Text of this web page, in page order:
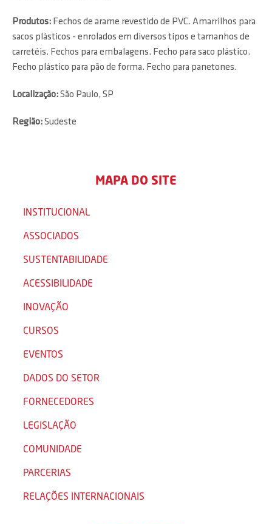
Produtos: Fechos de arame revestido de PVC. Amarrilhos para
sacos plásticos - enrolados em diversos tipos e tamanhos de
carretéis. Fechos para embalagens. Fecho para saco plástico.
Fecho plástico para pão de forma. Fecho para panetones.
Localização:São Paulo, SP
Região:Sudeste
MAPA DO SITE
INSTITUCIONAL
ASSOCIADOS
SUSTENTABILIDADE
ACESSIBILIDADE
INOVAÇÃO
CURSOS
EVENTOS
DADOS DO SETOR
FORNECEDORES
LEGISLAÇÃO
COMUNIDADE
PARCERIAS
RELAÇÕES INTERNACIONAIS